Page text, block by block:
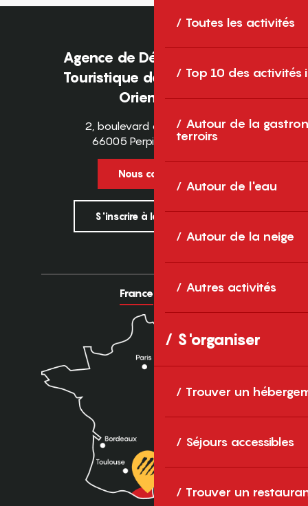
Toutes les activités
Top 10 des activités
Autour de la
terroirs
Autour de l'eau
Autour de la neige
Autres activités
S'organiser
Trouver un
Séjours accessibles
Trouver un
Agence de Développement
Touristique des Pyrénées-
Orientales
2, boulevard des Pyrénées
66005 Perpignan Cedex
Nous contacter
S'inscrire à la newsletter
France Europe